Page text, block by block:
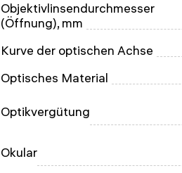
Objektivlinsendurchmesser
(Öffnung), mm
Kurve der optischen Achse
Optisches Material
Optikvergütung
Okular